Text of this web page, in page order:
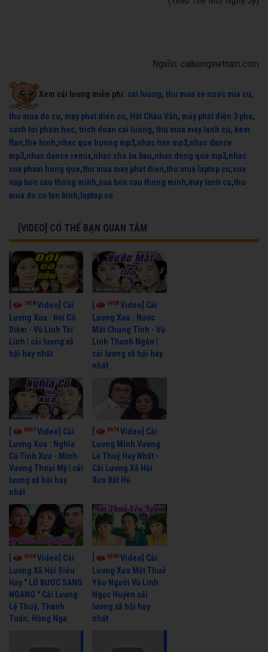
Nguồn: cailuongvietnam.com
Xem cải lương miễn phí: cai luong, thu mua xe nuoc mia cu,
thu mua do cu, may phat dien cu, Hát Chầu Văn, máy phát điện 3 pha,
sach toi pham hoc, trich doan cai luong, thu mua may lanh cu, kem
flan,the hinh,nhac que huong mp3,nhac han mp3,nhac dance
mp3,nhac dance remix,nhac cho ba bau,nhac dong que mp3,nhac
xua pham hong que,thu mua may phat dien,thu mua laptop cu,sua
nap bon cau thong minh,sua bon cau thong minh,may lanh cu,thu
mua do cu tan binh, laptop cu
[VIDEO] CÓ THỂ BẠN QUAN TÂM
7658Video] Cải
Lương Xưa : Đời Cô
Diễm - Vũ Linh Tài
Linh | cải lương xã
hội hay nhất
6908Video] Cải
Lương Xưa : Nước
Mắt Chung Tình - Vũ
Linh Thanh Ngân |
cải lương xã hội hay
nhất
6047Video] Cải
Lương Xưa : Nghĩa
Cũ Tình Xưa - Minh
Vương Thoại Mỹ | cải
lương xã hội hay
nhất
6674Video] Cải
Lương Minh Vương
Lệ Thuỷ Hay Nhất -
Cải Lương Xã Hội
Xưa Bất Hủ
6964Video] Cải
Lương Xã Hội Siêu
Hay " LỠ BƯỚC SANG
NGANG " Cải Lương
Lệ Thuỷ, Thanh
Tuấn, Hồng Nga
6380Video] Cải
Lương Xưa Một Thuở
Yêu Người Vũ Linh
Ngọc Huyền cải
lương xã hội hay
nhất